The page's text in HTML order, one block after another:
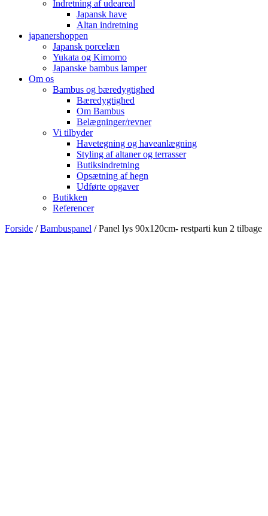
Indretning af udeareal
Japansk have
Altan indretning
japanershoppen
Japansk porcelæn
Yukata og Kimomo
Japanske bambus lamper
Om os
Bambus og bæredygtighed
Bæredygtighed
Om Bambus
Belægninger/revner
Vi tilbyder
Havetegning og haveanlægning
Styling af altaner og terrasser
Butiksindretning
Opsætning af hegn
Udførte opgaver
Butikken
Referencer
Forside /Bambuspanel / Panel lys 90x120cm- restparti kun 2 tilbage